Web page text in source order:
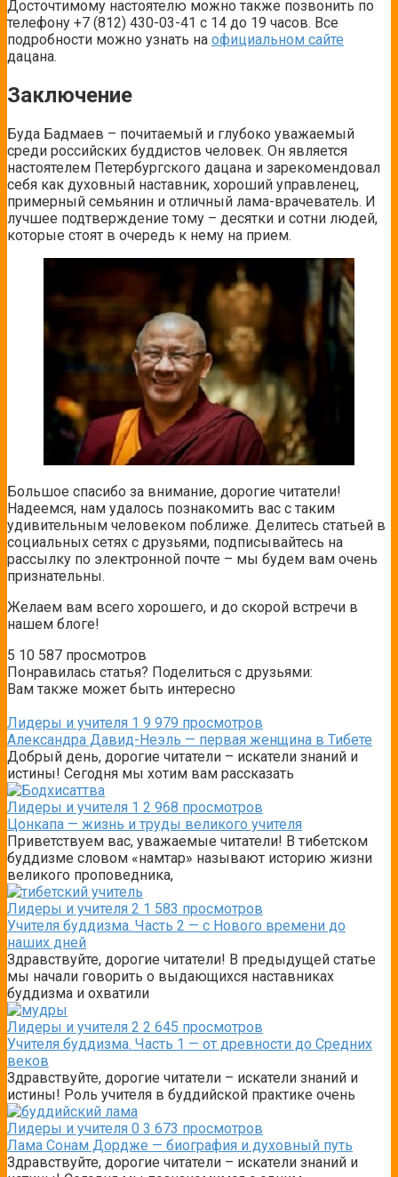
Досточтимому настоятелю можно также позвонить по
телефону +7 (812) 430-03-41 с 14 до 19 часов. Все
подробности можно узнать на официальном сайте
дацана.
Заключение
Буда Бадмаев – почитаемый и глубоко уважаемый
среди российских буддистов человек. Он является
настоятелем Петербургского дацана и зарекомендовал
себя как духовный наставник, хороший управленец,
примерный семьянин и отличный лама-врачеватель. И
лучшее подтверждение тому – десятки и сотни людей,
которые стоят в очередь к нему на прием.
Большое спасибо за внимание, дорогие читатели!
Надеемся, нам удалось познакомить вас с таким
удивительным человеком поближе. Делитесь статьей в
социальных сетях с друзьями, подписывайтесь на
рассылку по электронной почте – мы будем вам очень
признательны.
Желаем вам всего хорошего, и до скорой встречи в
нашем блоге!
5 10 587 просмотров
Понравилась статья? Поделиться с друзьями:
Вам также может быть интересно
Лидеры и учителя 1 9 979 просмотров
Александра Давид-Неэль — первая женщина в Тибете
Добрый день, дорогие читатели – искатели знаний и
истины! Сегодня мы хотим вам рассказать
Лидеры и учителя 1 2 968 просмотров
Цонкапа — жизнь и труды великого учителя
Приветствуем вас, уважаемые читатели! В тибетском
буддизме словом «намтар» называют историю жизни
великого проповедника,
Лидеры и учителя 2 1 583 просмотров
Учителя буддизма. Часть 2 — с Нового времени до
наших дней
Здравствуйте, дорогие читатели! В предыдущей статье
мы начали говорить о выдающихся наставниках
буддизма и охватили
Лидеры и учителя 2 2 645 просмотров
Учителя буддизма. Часть 1 — от древности до Средних
веков
Здравствуйте, дорогие читатели – искатели знаний и
истины! Роль учителя в буддийской практике очень
Лидеры и учителя 0 3 673 просмотров
Лама Сонам Дордже — биография и духовный путь
Здравствуйте, дорогие читатели – искатели знаний и